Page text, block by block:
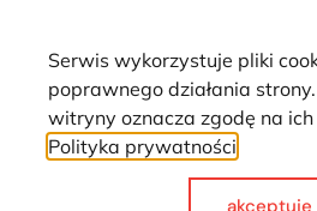
Strona wykorzystuje pliki cookie.
Serwis wykorzystuje pliki
poprawnego działania
witryny oznacza zgodę na
Polityka prywatności
akceptuje